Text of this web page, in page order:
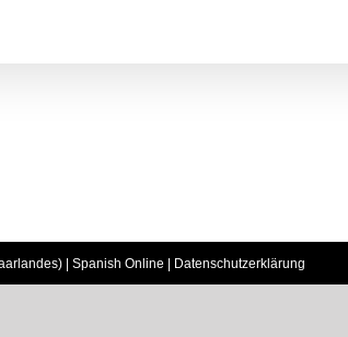
| Spanish Online | Datenschutzerklärung